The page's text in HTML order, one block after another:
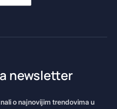
newsletter
o najnovijim trendovima u